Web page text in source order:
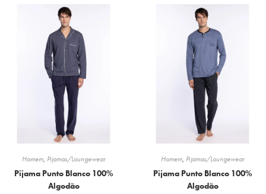
Homem, Pijamas/Loungewear
Pijama Punto Blanco 100%
Algodão
Homem, Pijamas/Loungewear
Pijama Punto Blanco 100%
Algodão